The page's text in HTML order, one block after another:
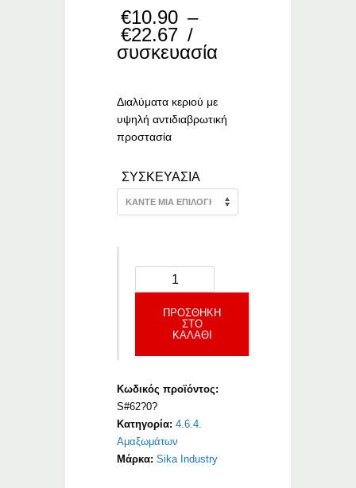
€10.90 –
€22.67 Price
range:
€22.67
/
συσκευασία
Διαλύματα κεριού με
υψηλή αντιδιαβρωτική
προστασία
ΣΥΣΚΕΥΑΣΙΑ
ΠΡΟΣΘΉΚΗ
ΣΤΟ
ΚΑΛΆΘΙ
Κωδικός προϊόντος:
S#62?0?
Κατηγορία:4.6.4.
Αμαξωμάτων
Μάρκα:Sika Industry